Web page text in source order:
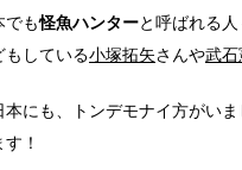
でも怪魚ハンターと呼ばれる
もしている小塚拓矢さんや武
本にも、トンデモナイ方がい
！